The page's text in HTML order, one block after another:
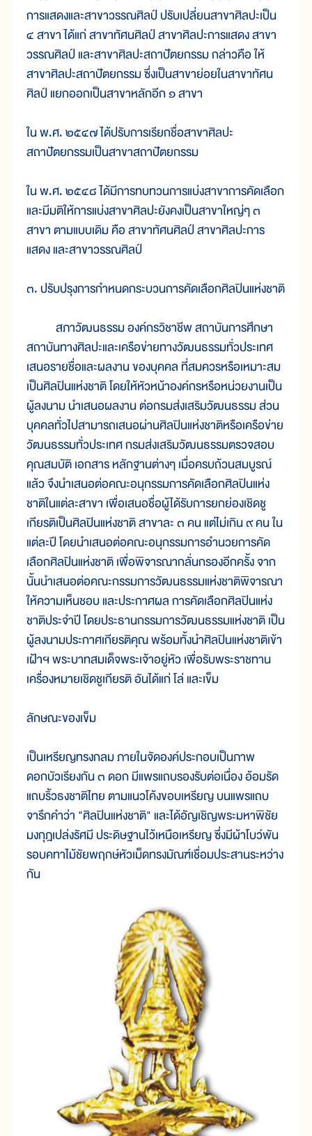
การแสดงและสาขาวรรณศิลป์ ปรับเปลี่ยนสาขาศิลปะเป็น
๔ สาขา ได้แก่ สาขาทัศนศิลป์ สาขาศิลปะการแสดง สาขา
วรรณศิลป์ และสาขาศิลปะสถาปัตยกรรม กล่าวคือ ให้
สาขาศิลปะสถาปัตยกรรม ซึ่งเป็นสาขาย่อยในสาขาทัศน
ศิลป์ แยกออกเป็นสาขาหลักอีก ๑ สาขา
ใน พ.ศ. ๒๕๔๗ ได้ปรับการเรียกชื่อสาขาศิลปะ
สถาปัตยกรรมเป็นสาขาสถาปัตยกรรม
ใน พ.ศ. ๒๕๔๘ ได้มีการทบทวนการแบ่งสาขาการคัดเลือก
และมีมติให้การแบ่งสาขาศิลปะยังคงเป็นสาขาใหญ่ๆ ๓
สาขา ตามแบบเดิม คือ สาขาทัศนศิลป์ สาขาศิลปะการ
แสดง และสาขาวรรณศิลป์
๓. ปรับปรุงการกำหนดกระบวนการคัดเลือกศิลปินแห่งชาติ
สภาวัฒนธรรม องค์กรวิชาชีพ สถาบันการศึกษา
สถาบันทางศิลปะและเครือข่ายทางวัฒนธรรมทั่วประเทศ
เสนอรายชื่อและผลงาน ของบุคคล ที่สมควรหรือเหมาะสม
เป็นศิลปินแห่งชาติ โดยให้หัวหน้าองค์กรหรือหน่วยงานเป็น
ผู้ลงนาม นำเสนอผลงาน ต่อกรมส่งเสริมวัฒนธรรม ส่วน
บุคคลทั่วไปสามารถเสนอผ่านศิลปินแห่งชาติหรือเครือข่าย
วัฒนธรรมทั่วประเทศ กรมส่งเสริมวัฒนธรรมตรวจสอบ
คุณสมบัติ เอกสาร หลักฐานต่างๆ เมื่อครบถ้วนสมบูรณ์
แล้ว จึงนำเสนอต่อคณะอนุกรรมการคัดเลือกศิลปินแห่ง
ชาติในแต่ละสาขา เพื่อเสนอชื่อผู้ได้รับการยกย่องเชิดชู
เกียรติเป็นศิลปินแห่งชาติ สาขาละ ๓ คน แต่ไม่เกิน ๙ คน ใน
แต่ละปี โดยนำเสนอต่อคณะอนุกรรมการอำนวยการคัด
เลือกศิลปินแห่งชาติ เพื่อพิจารณากลั่นกรองอีกครั้ง จาก
นั้นนำเสนอต่อคณะกรรมการวัฒนธรรมแห่งชาติพิจารณา
ให้ความเห็นชอบ และประกาศผล การคัดเลือกศิลปินแห่ง
ชาติประจำปี โดยประธานกรรมการวัฒนธรรมแห่งชาติ เป็น
ผู้ลงนามประกาศเกียรติคุณ พร้อมทั้งนำศิลปินแห่งชาติเข้า
เฝ้าฯ พระบาทสมเด็จพระเจ้าอยู่หัว เพื่อรับพระราชทาน
เครื่องหมายเชิดชูเกียรติ อันได้แก่ โล่ และเข็ม
ลักษณะของเข็ม
เป็นเหรียญทรงกลม ภายในจัดองค์ประกอบเป็นภาพ
ดอกบัวเรียงกัน ๓ ดอก มีแพรแถบรองรับต่อเนื่อง อ้อมรัด
แถบริ้วธงชาติไทย ตามแนวโค้งขอบเหรียญ บนแพรแถบ
จารึกคำว่า "ศิลปินแห่งชาติ" และได้อัญเชิญพระมหาพิชัย
มงกุฎเปล่งรัศมี ประดิษฐานไว้เหนือเหรียญ ซึ่งมีผ้าโบว์พัน
รอบคทาไม้ชัยพฤกษ์หัวเม็ดทรงมัณฑ์เชื่อมประสานระหว่าง
กัน